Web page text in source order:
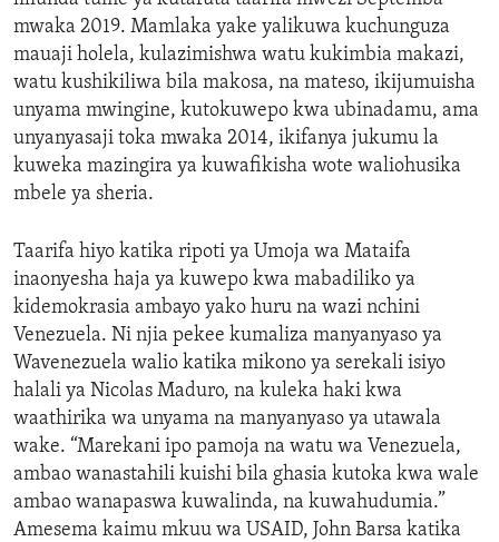
mwaka 2019. Mamlaka yake yalikuwa kuchunguza
mauaji holela, kulazimishwa watu kukimbia makazi,
watu kushikiliwa bila makosa, na mateso, ikijumuisha
unyama mwingine, kutokuwepo kwa ubinadamu, ama
unyanyasaji toka mwaka 2014, ikifanya jukumu la
kuweka mazingira ya kuwafikisha wote waliohusika
mbele ya sheria.
Taarifa hiyo katika ripoti ya Umoja wa Mataifa
inaonyesha haja ya kuwepo kwa mabadiliko ya
kidemokrasia ambayo yako huru na wazi nchini
Venezuela. Ni njia pekee kumaliza manyanyaso ya
Wavenezuela walio katika mikono ya serekali isiyo
halali ya Nicolas Maduro, na kuleka haki kwa
waathirika wa unyama na manyanyaso ya utawala
wake. “Marekani ipo pamoja na watu wa Venezuela,
ambao wanastahili kuishi bila ghasia kutoka kwa wale
ambao wanapaswa kuwalinda, na kuwahudumia.”
Amesema kaimu mkuu wa USAID, John Barsa katika